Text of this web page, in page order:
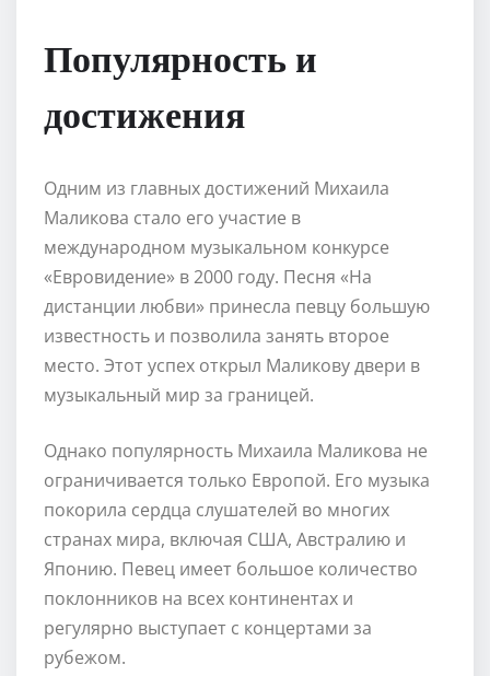
Популярность и
достижения
Одним из главных достижений Михаила
Маликова стало его участие в
международном музыкальном конкурсе
«Евровидение» в 2000 году. Песня «На
дистанции любви» принесла певцу большую
известность и позволила занять второе
место. Этот успех открыл Маликову двери в
музыкальный мир за границей.
Однако популярность Михаила Маликова не
ограничивается только Европой. Его музыка
покорила сердца слушателей во многих
странах мира, включая США, Австралию и
Японию. Певец имеет большое количество
поклонников на всех континентах и
регулярно выступает с концертами за
рубежом.